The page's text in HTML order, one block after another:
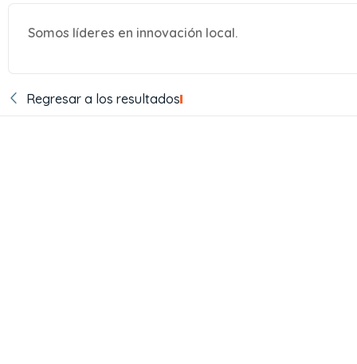
Somos líderes en innovación local.
Regresar a los resultados